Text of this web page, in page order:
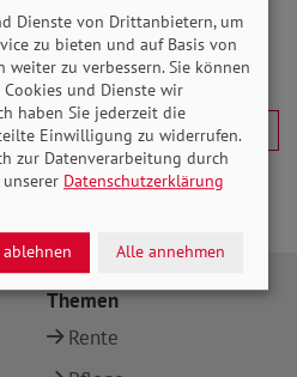
Themen
Rente
Dienste von Drittanbietern, um
zu bieten und auf Basis von
weiter zu verbessern. Sie können
und Dienste wir
haben Sie jederzeit die
Einwilligung zu widerrufen.
zur Datenverarbeitung durch
Datenschutzerklärung
Alle annehmen